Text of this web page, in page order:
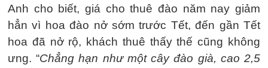
Anh cho biết, giá cho thuê đào năm nay giảm
hẳn vì hoa đào nở sớm trước Tết, đến gần Tết
hoa đã nở rộ, khách thuê thấy thế cũng không
ưng. “Chẳng hạn như một cây đào già, cao 2,5